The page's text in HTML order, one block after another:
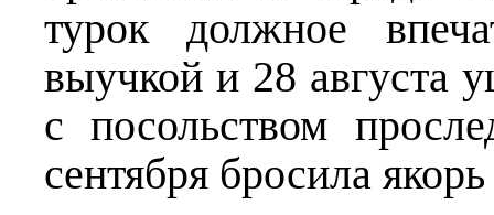
турок должное
выучкой и 28 августа
с посольством
сентября бросила